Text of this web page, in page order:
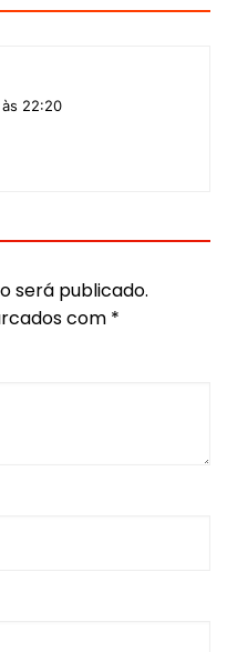
22:20
será publicado.
com *